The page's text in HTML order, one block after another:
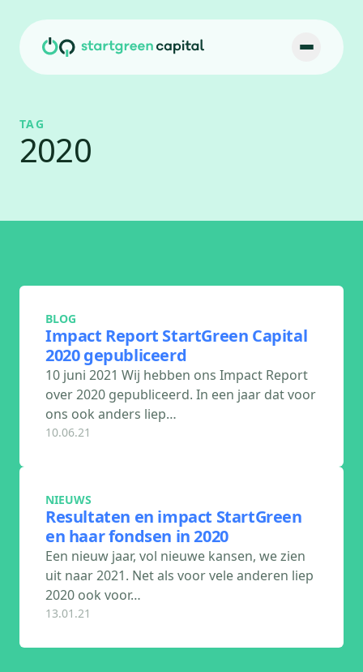
TAG
2020
BLOG
Impact Report StartGreen Capital
2020 gepubliceerd
10 juni 2021 Wij hebben ons Impact Report
over 2020 gepubliceerd. In een jaar dat voor
ons ook anders liep…
10.06.21
NIEUWS
Resultaten en impact StartGreen
en haar fondsen in 2020
Een nieuw jaar, vol nieuwe kansen, we zien
uit naar 2021. Net als voor vele anderen liep
2020 ook voor…
13.01.21